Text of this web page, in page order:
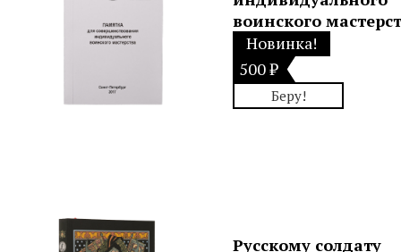
воинского
Новинка!
500 ₽
Беру!
Русскому солдату